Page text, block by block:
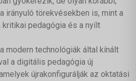
irányuló törekvésekben is, mint a
pedagógia és a nyílt
modern technológiák által kínált
a digitális pedagógia új
újrakonfigurálják az oktatási